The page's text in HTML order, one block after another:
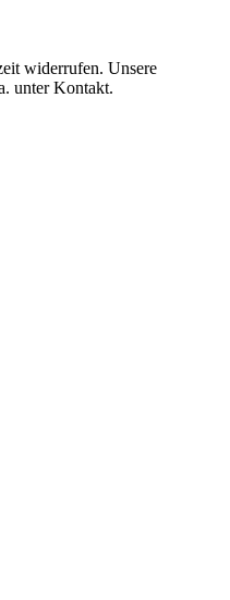
widerrufen. Unsere
unter Kontakt.